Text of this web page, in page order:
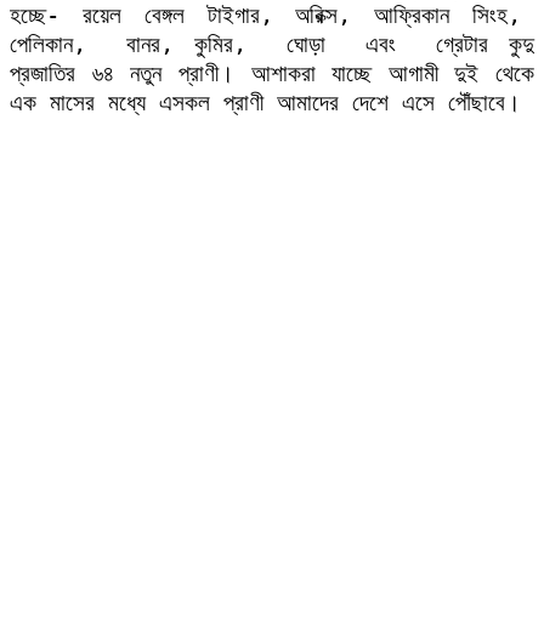
হচ্ছে- রয়েল বেঙ্গল টাইগার, অরিক্স, আফ্রিকান সিংহ,
পেলিকান, বানর, কুমির, ঘোড়া এবং গ্রেটার কুদু
প্রজাতির ৬৪ নতুন প্রাণী। আশাকরা যাচ্ছে আগামী দুই থেকে
এক মাসের মধ্যে এসকল প্রাণী আমাদের দেশে এসে পৌঁছাবে।